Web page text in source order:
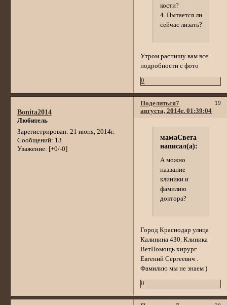
кости?
4. Пытается ли
сейчас лизать?
Утром распишу вам все
подробности с фото
0
Поделиться 19
7
августа, 2014г. 01:39:04
Bonita2014
Любитель
Зарегистрирован: 21 июня, 2014г.
Сообщений: 13
Уважение: [+0/-0]
мамаСвета
написал(а):
А можно
название
клиники и
фамилию
доктора?
Город Краснодар улица
Калинина 430. Клиника
ВетПомощь хирург
Евгений Сергеевич .
Фамилию мы не знаем )
0